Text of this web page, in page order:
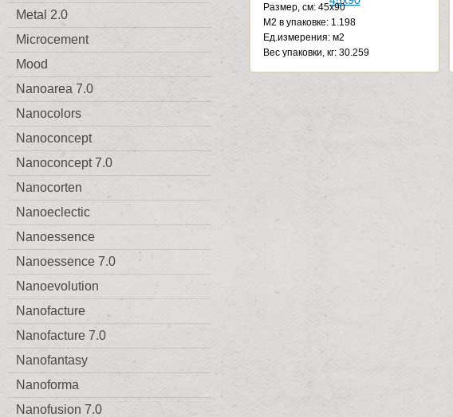
Metal 2.0
Microcement
Mood
Nanoarea 7.0
Nanocolors
Nanoconcept
Nanoconcept 7.0
Nanocorten
Nanoeclectic
Nanoessence
Nanoessence 7.0
Nanoevolution
Nanofacture
Nanofacture 7.0
Nanofantasy
Nanoforma
Nanofusion 7.0
Размер, см: 45x90
М2 в упаковке: 1.198
Ед.измерения: м2
Веc упаковки, кг: 30.259